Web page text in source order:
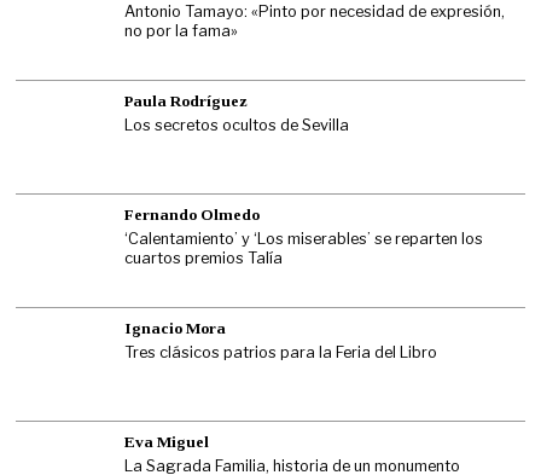
Antonio Tamayo: «Pinto por necesidad de expresión,
no por la fama»
Paula Rodríguez
Los secretos ocultos de Sevilla
Fernando Olmedo
‘Calentamiento’ y ‘Los miserables’ se reparten los
cuartos premios Talía
Ignacio Mora
Tres clásicos patrios para la Feria del Libro
Eva Miguel
La Sagrada Familia, historia de un monumento